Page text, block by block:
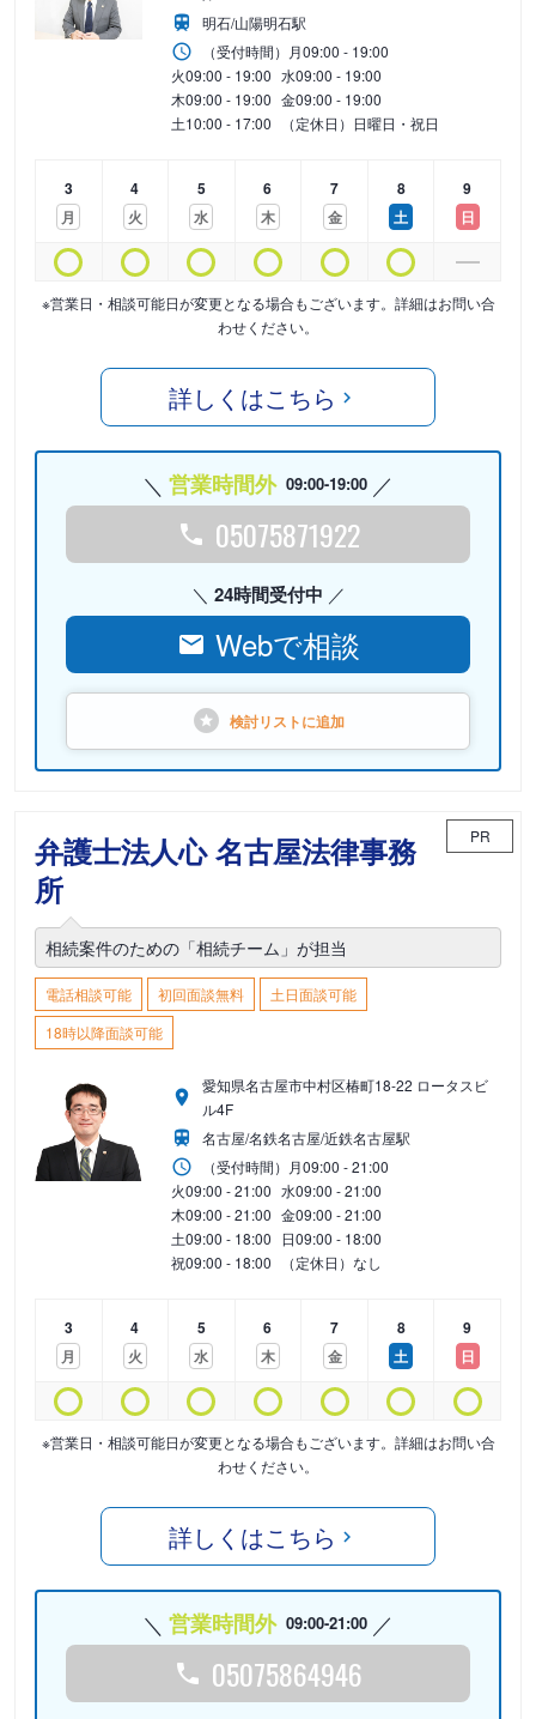
明石/山陽明石駅
（受付時間） 月09:00 - 19:00
火09:00 - 19:00 水09:00 - 19:00
木09:00 - 19:00 金09:00 - 19:00
土10:00 - 17:00 （定休日）日曜日・祝日
3
月
4
火
5
水
6
木
7
金
8
土
9
日
※営業日・相談可能日が変更となる場合もございます。詳細はお問い合
わせください。
詳しくはこちら
営業時間外 09:00-19:00
05075871922
24時間受付中
Webで相談
検討リストに追加
弁護士法人心 名古屋法律事務
所
PR
相続案件のための「相続チーム」が担当
電話相談可能 初回面談無料
土日面談可能
18時以降面談可能
愛知県名古屋市中村区椿町18-22 ロータスビ
ル4F
名古屋/名鉄名古屋/近鉄名古屋駅
（受付時間） 月09:00 - 21:00
火09:00 - 21:00 水09:00 - 21:00
木09:00 - 21:00 金09:00 - 21:00
土09:00 - 18:00 日09:00 - 18:00
祝09:00 - 18:00 （定休日）なし
3
月
4
火
5
水
6
木
7
金
8
土
9
日
※営業日・相談可能日が変更となる場合もございます。詳細はお問い合
わせください。
詳しくはこちら
営業時間外 09:00-21:00
05075864946